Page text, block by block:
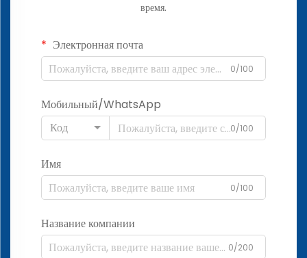
время.
Электронная почта
0/100
Мобильный/WhatsApp
Код
0/100
Имя
0/100
Название компании
0/200